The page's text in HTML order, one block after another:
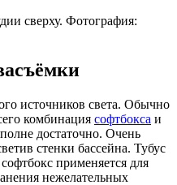
сверху. Фотография:
источников света. Обычно
комбинация софтбокса и
достаточно. Очень
стенки бассейна. Тубус
применяется для
нежелательных